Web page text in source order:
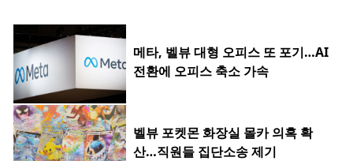
메타, 벨뷰 대형 오피스 또 포기…AI
전환에 오피스 축소 가속
벨뷰 포켓몬 화장실 몰카 의혹 확
산…직원들 집단소송 제기